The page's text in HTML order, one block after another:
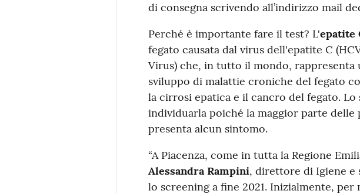
di consegna scrivendo all’indirizzo mail
Perché è importante fare il test? L'epatite
fegato causata dal virus dell'epatite C
Virus) che, in tutto il mondo, rappresenta
sviluppo di malattie croniche del fegato
la cirrosi epatica e il cancro del fegato. Lo
individuarla poiché la maggior parte
presenta alcun sintomo.
“A Piacenza, come in tutta la Regione
Alessandra Rampini, direttore di Igiene e
lo screening a fine 2021. Inizialmente,